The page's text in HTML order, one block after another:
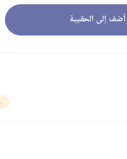
أضف إلى الحقيبة